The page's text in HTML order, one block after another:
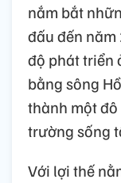
nắm bắt
đấu đến
độ phát triển
bằng sông
thành một
trường sống
Với lợi thế